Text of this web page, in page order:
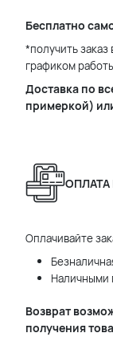
Бесплатно
*получить
графиком
Доставка по
примеркой)
ОПЛАТА
Оплачивайте
Наличными
Возврат
получения